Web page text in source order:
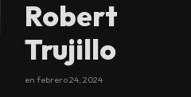
Robert
Trujillo
en febrero 24, 2024